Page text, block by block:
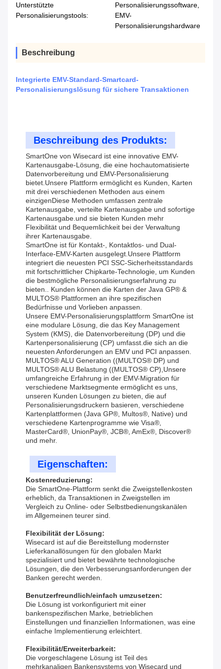
Unterstützte
Personalisierungstools:
Personalisierungssoftware,
EMV-
Personalisierungshardware
Beschreibung
Integrierte EMV-Standard-Smartcard-
Personalisierungslösung für sichere Transaktionen
Beschreibung des Produkts:
SmartOne von Wisecard ist eine innovative EMV-
Kartenausgabe-Lösung, die eine hochautomatisierte
Datenvorbereitung und EMV-Personalisierung
bietet.Unsere Plattform ermöglicht es Kunden, Karten
mit drei verschiedenen Methoden aus einem
einzigenDiese Methoden umfassen zentrale
Kartenausgabe, verteilte Kartenausgabe und sofortige
Kartenausgabe.und sie bieten Kunden mehr
Flexibilität und Bequemlichkeit bei der Verwaltung
ihrer Kartenausgabe.
SmartOne ist für Kontakt-, Kontaktlos- und Dual-
Interface-EMV-Karten ausgelegt.Unsere Plattform
integriert die neuesten PCI SSC-Sicherheitsstandards
mit fortschrittlicher Chipkarte-Technologie, um Kunden
die bestmögliche Personalisierungserfahrung zu
bieten.. Kunden können die Karten der Java GP® &
MULTOS® Plattformen an ihre spezifischen
Bedürfnisse und Vorlieben anpassen.
Unsere EMV-Personalisierungsplattform SmartOne ist
eine modulare Lösung, die das Key Management
System (KMS), die Datenvorbereitung (DP) und die
Kartenpersonalisierung (CP) umfasst.die sich an die
neuesten Anforderungen an EMV und PCI anpassen.
MULTOS® ALU Generation ((MULTOS® DP) und
MULTOS® ALU Belastung ((MULTOS® CP),Unsere
umfangreiche Erfahrung in der EMV-Migration für
verschiedene Marktsegmente ermöglicht es uns,
unseren Kunden Lösungen zu bieten, die auf
Personalisierungsdruckern basieren, verschiedene
Kartenplattformen (Java GP®, Multos®, Native) und
verschiedene Kartenprogramme wie Visa®,
MasterCard®, UnionPay®, JCB®, AmEx®, Discover®
und mehr.
Eigenschaften:
Kostenreduzierung:
Die SmartOne-Plattform senkt die Zweigstellenkosten
erheblich, da Transaktionen in Zweigstellen im
Vergleich zu Online- oder Selbstbedienungskanälen
im Allgemeinen teurer sind.
Flexibilität der Lösung:
Wisecard ist auf die Bereitstellung modernster
Lieferkanallösungen für den globalen Markt
spezialisiert und bietet bewährte technologische
Lösungen, die den Verbesserungsanforderungen der
Banken gerecht werden.
Benutzerfreundlich/einfach umzusetzen:
Die Lösung ist vorkonfiguriert mit einer
bankenspezifischen Marke, betrieblichen
Einstellungen und finanziellen Informationen, was eine
einfache Implementierung erleichtert.
Flexibilität/Erweiterbarkeit:
Die vorgeschlagene Lösung ist Teil des
mehrkanaligen Bankensystems von Wisecard und